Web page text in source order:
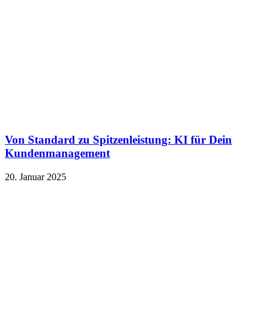
Von Standard zu Spitzenleistung: KI für Dein
Kundenmanagement
20. Januar 2025